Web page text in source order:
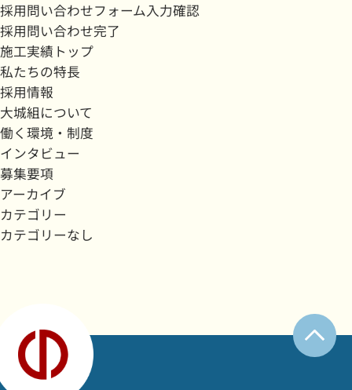
採用問い合わせフォーム入力確認
採用問い合わせ完了
施工実績トップ
私たちの特長
採用情報
大城組について
働く環境・制度
インタビュー
募集要項
アーカイブ
カテゴリー
カテゴリーなし